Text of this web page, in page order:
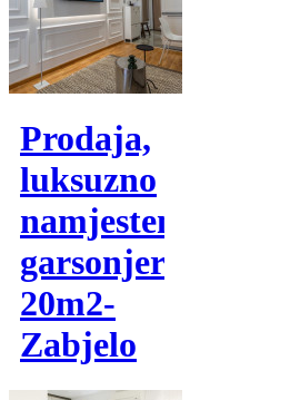
Prodaja,
luksuzno
namjestena
garsonjera
20m2-
Zabjelo